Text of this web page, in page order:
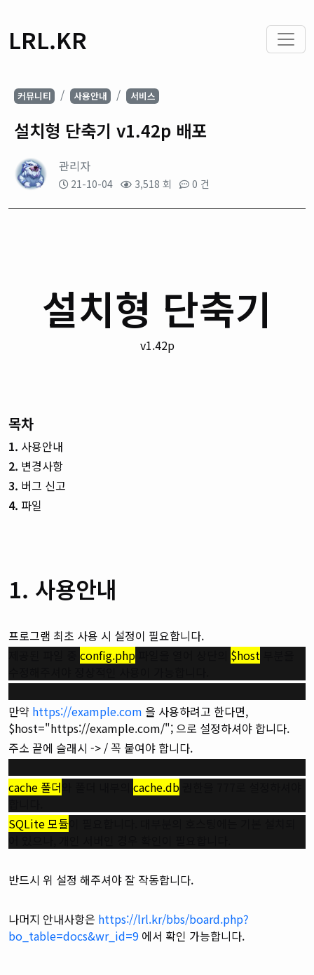
LRL.KR
커뮤니티 사용안내 서비스
설치형 단축기 v1.42p 배포
관리자
21-10-04 3,518 회 0 건
설치형 단축기
v1.42p
목차
1. 사용안내
2. 변경사항
3. 버그 신고
4. 파일
1. 사용안내
프로그램 최초 사용 시 설정이 필요합니다.
config.php $host
만약 https://example.com 을 사용하려고 한다면,
$host="https://example.com/"; 으로 설정하셔야 합니다.
주소 끝에 슬래시 -> / 꼭 붙여야 합니다.
cache 폴더 cache.db
SQLite 모듈
반드시 위 설정 해주셔야 잘 작동합니다.
나머지 안내사항은 https://lrl.kr/bbs/board.php?
bo_table=docs&wr_id=9 에서 확인 가능합니다.